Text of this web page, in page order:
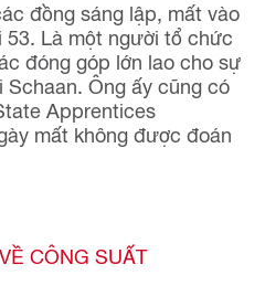
đồng sáng lập, mất vào
53. Là một người tổ chức
đóng góp lớn lao cho sự
Ông ấy cũng có
Apprentices
mất không được đoán
CÔNG SUẤT